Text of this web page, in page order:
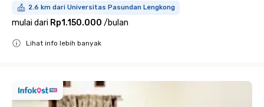
2.6 km dari Universitas Pasundan Lengkong
mulai dari Rp1.150.000 /bulan
Lihat info lebih banyak